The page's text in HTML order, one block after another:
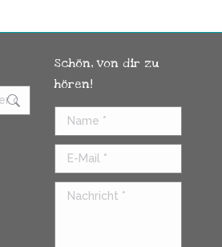
Schön, von dir zu
hören!
Name *
E-Mail *
Nachricht *